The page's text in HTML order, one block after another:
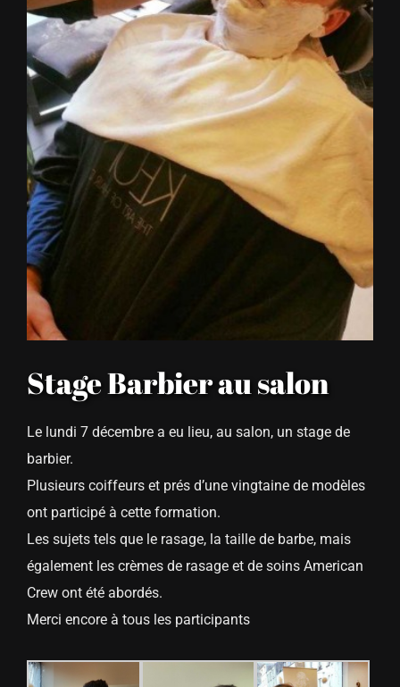
Stage Barbier au salon
Le lundi 7 décembre a eu lieu, au salon, un stage de
barbier.
Plusieurs coiffeurs et prés d’une vingtaine de modèles
ont participé à cette formation.
Les sujets tels que le rasage, la taille de barbe, mais
également les crèmes de rasage et de soins American
Crew ont été abordés.
Merci encore à tous les participants